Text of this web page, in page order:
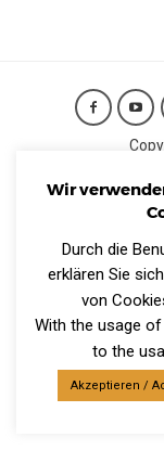
Wir
Durch die
erklären Sie
von
With the usage
to the
Akzeptieren /